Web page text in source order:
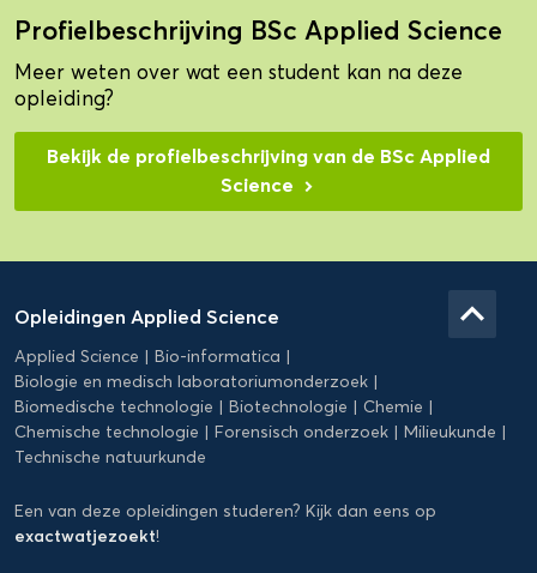
Profielbeschrijving BSc Applied Science
Meer weten over wat een student kan na deze
opleiding?
Bekijk de profielbeschrijving van de BSc Applied
Science
Applied
Science
Opleidingen Applied Science
Applied Science
Bio-informatica
Biologie en medisch laboratoriumonderzoek
Biomedische technologie
Biotechnologie
Chemie
Chemische technologie
Forensisch onderzoek
Milieukunde
Technische natuurkunde
Een van deze opleidingen studeren? Kijk dan eens op
exactwatjezoekt!
keyboard_arrow_up